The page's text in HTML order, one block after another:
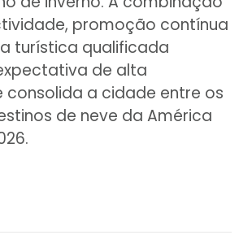
promoção contínua
turística qualificada
de alta
a cidade entre os
de neve da América